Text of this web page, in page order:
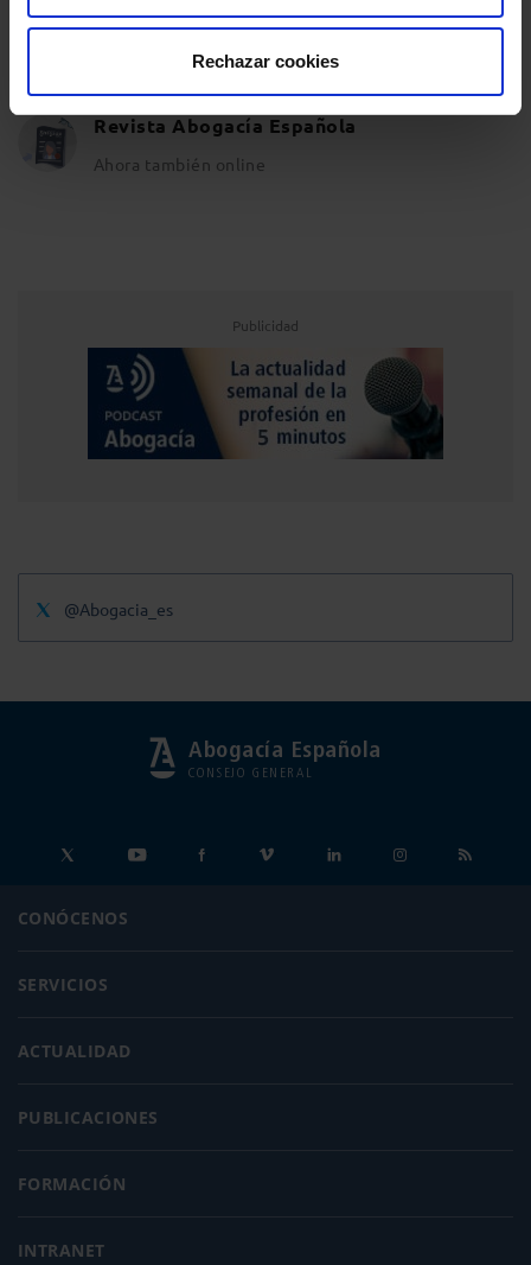
Rechazar cookies
Blogs
Artículos de expertos en distintas materias
Revista Abogacía Española
Ahora también online
Publicidad
@Abogacia_es
Abogacía Española
CONSEJO GENERAL
CONÓCENOS
SERVICIOS
ACTUALIDAD
PUBLICACIONES
FORMACIÓN
INTRANET